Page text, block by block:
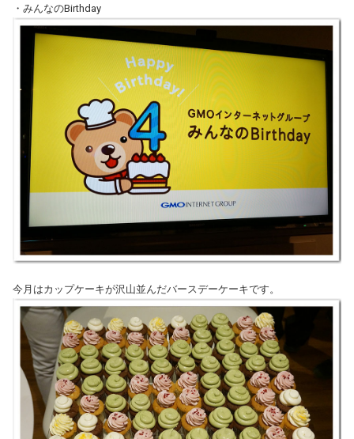
・みんなのBirthday
今月はカップケーキが沢山並んだバースデーケーキです。